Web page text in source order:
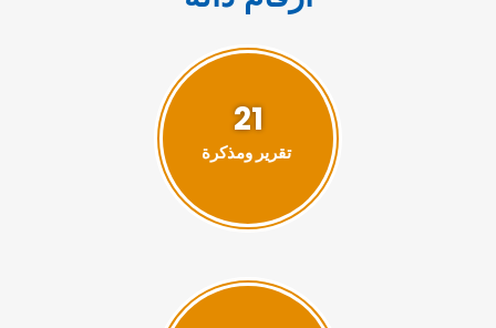
21
تقرير ومذكرة